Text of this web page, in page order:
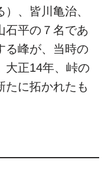
、皆川亀治、
石平の７名であ
る峰が、当時の
大正14年、峠の
たに拓かれたも